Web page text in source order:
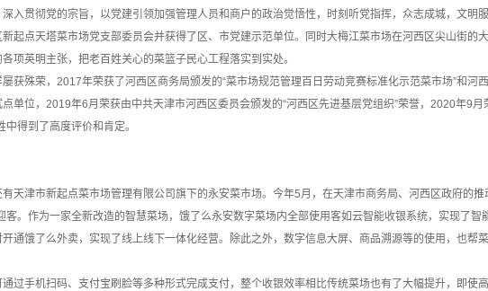
贯彻党的宗旨，以党建引领加强管理人员和商户的政治觉悟性，时刻听党指挥，众志成城，文明
起点天塔菜市场党支部委员会并获得了区、市党建示范单位。同时大梅江菜市场在河西区尖山街的
项英明主张，把老百姓关心的菜篮子民心工程落实到实处。
殊荣，2017年荣获了河西区商务局颁发的“菜市场规范管理百日劳动竞赛标准化示范菜市场”和河
单位，2019年6月荣获由中共天津市河西区委员会颁发的“河西区先进基层党组织”荣誉，2020年9
得到了高度评价和肯定。
津市新起点菜市场管理有限公司旗下的永安菜市场。今年5月，在天津市商务局、河西区政府的推
客。作为一家全新改造的智慧菜场，饿了么永安数字菜场内全部使用客如云智能收银系统，实现了
通饿了么外卖，实现了线上线下一体化经营。除此之外，数字信息大屏、商品溯源等的使用，也帮
手机扫码、支付宝刷脸等多种形式完成支付，整个收银效率相比传统菜场也有了大幅提升，即使高